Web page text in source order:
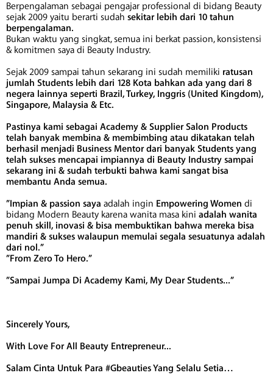
Berpengalaman sebagai pengajar professional di bidang Beauty
sejak 2009 yaitu berarti sudah sekitar lebih dari 10 tahun
berpengalaman.
Bukan waktu yang singkat, semua ini berkat passion, konsistensi
& komitmen saya di Beauty Industry.
Sejak 2009 sampai tahun sekarang ini sudah memiliki ratusan
jumlah Students lebih dari 128 Kota bahkan ada yang dari 8
negera lainnya seperti Brazil, Turkey, Inggris (United Kingdom),
Singapore, Malaysia & Etc.
Pastinya kami sebagai Academy & Supplier Salon Products
telah banyak membina & membimbing atau dikatakan telah
berhasil menjadi Business Mentor dari banyak Students yang
telah sukses mencapai impiannya di Beauty Industry sampai
sekarang ini & sudah terbukti bahwa kami sangat bisa
membantu Anda semua.
”Impian & passion saya adalah ingin Empowering Women di
bidang Modern Beauty karena wanita masa kini adalah wanita
penuh skill, inovasi & bisa membuktikan bahwa mereka bisa
mandiri & sukses walaupun memulai segala sesuatunya adalah
dari nol.”
”From Zero To Hero.”
”Sampai Jumpa Di Academy Kami, My Dear Students...”
Sincerely Yours,
With Love For All Beauty Entrepreneur...
Salam Cinta Untuk Para #Gbeauties Yang Selalu Setia…